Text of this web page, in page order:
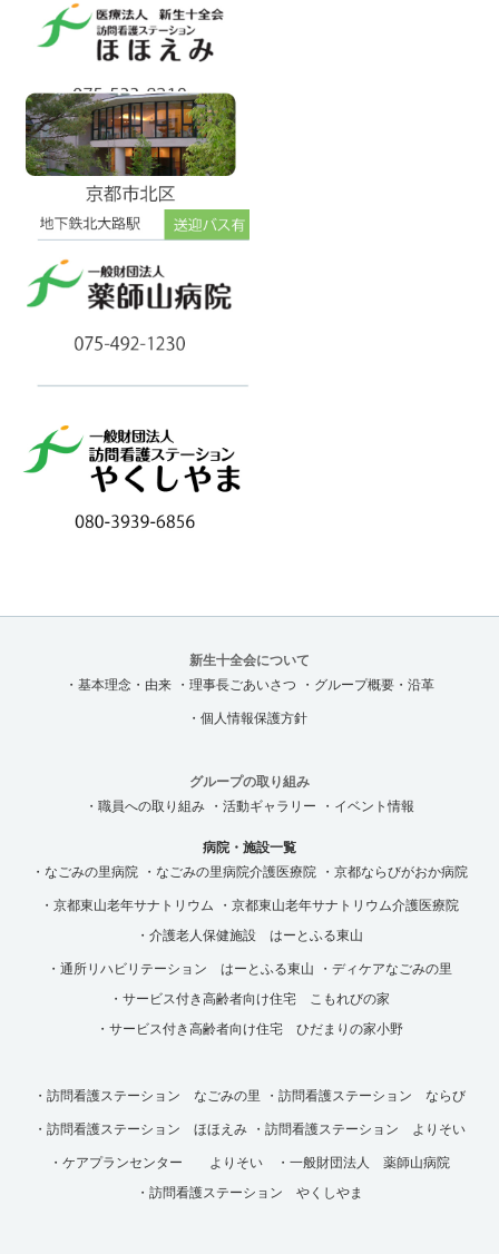
新生十全会について
・基本理念・由来
・理事長ごあいさつ ・グループ概要・沿革
・個人情報保護方針
グループの取り組み
・職員への取り組み
・活動ギャラリー ・イベント情報
病院・施設一覧
・なごみの里病院
・なごみの里病院介護医療院 ・京都ならびがおか病院
・京都東山老年サナトリウム
・京都東山老年サナトリウム介護医療院
・介護老人保健施設 はーとふる東山
・通所リハビリテーション はーとふる東山
・ディケアなごみの里
・サービス付き高齢者向け住宅 こもれびの家
・サービス付き高齢者向け住宅 ひだまりの家小野
・訪問看護ステーション なごみの里 ・訪問看護ステーション ならび
・訪問看護ステーション ほほえみ ・訪問看護ステーション よりそい
・ケアプランセンター よりそい
・一般財団法人 薬師山病院
・訪問看護ステーション やくしやま